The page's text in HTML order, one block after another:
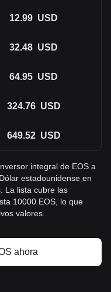
12.99 USD
32.48 USD
64.95 USD
324.76 USD
649.52 USD
integral de EOS a
estadounidense en
La lista cubre las
10000 EOS, lo que
valores.
ahora